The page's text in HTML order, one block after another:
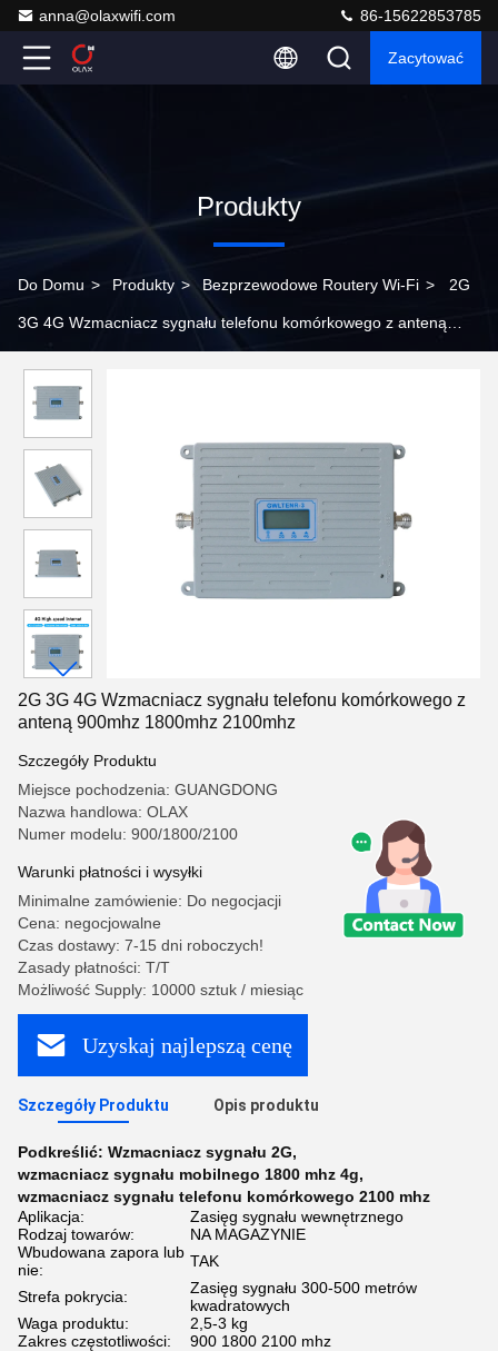
anna@olaxwifi.com 86-15622853785
Zacytować
Produkty
Do Domu > Produkty > Bezprzewodowe Routery Wi-Fi > 2G
3G 4G Wzmacniacz sygnału telefonu komórkowego z anteną
2G 3G 4G Wzmacniacz sygnału telefonu komórkowego z
anteną 900mhz 1800mhz 2100mhz
Szczegóły Produktu
Miejsce pochodzenia: GUANGDONG
Nazwa handlowa: OLAX
Numer modelu: 900/1800/2100
Warunki płatności i wysyłki
Minimalne zamówienie: Do negocjacji
Cena: negocjowalne
Czas dostawy: 7-15 dni roboczych!
Zasady płatności: T/T
Możliwość Supply: 10000 sztuk / miesiąc
Uzyskaj najlepszą cenę
Szczegóły Produktu Opis produktu
Podkreślić: Wzmacniacz sygnału 2G,
wzmacniacz sygnału mobilnego 1800 mhz 4g,
wzmacniacz sygnału telefonu komórkowego 2100 mhz
Aplikacja:
Zasięg sygnału wewnętrznego
Rodzaj towarów:
NA MAGAZYNIE
Wbudowana zapora lub
nie:
TAK
Strefa pokrycia:
Zasięg sygnału 300-500 metrów
kwadratowych
Waga produktu:
2,5-3 kg
Zakres częstotliwości:
900 1800 2100 mhz